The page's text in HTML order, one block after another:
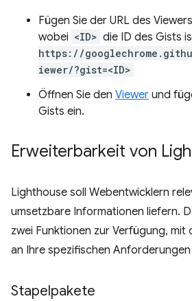
Fügen Sie der URL des Viewers
wobei <ID> die ID des Gists
https://
iewer/?gist=<ID>
Öffnen Sie den Viewer und
Gists ein.
Erweiterbarkeit von
Lighthouse soll Webentwicklern
umsetzbare Informationen liefern.
zwei Funktionen zur Verfügung, mit
an Ihre spezifischen
Stapelpakete